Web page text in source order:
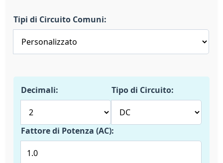
Tipi di Circuito Comuni:
Decimali: Tipo di Circuito:
Fattore di Potenza (AC):